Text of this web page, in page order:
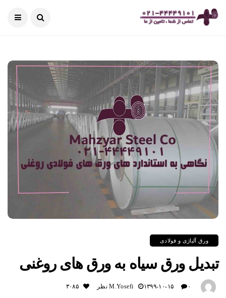
ورق آلیاژی و فولادی
تبدیل ورق سیاه به ورق های روغنی
M.yosefi ۱۳۹۹-۱۰-۱۵ ۰ نظر